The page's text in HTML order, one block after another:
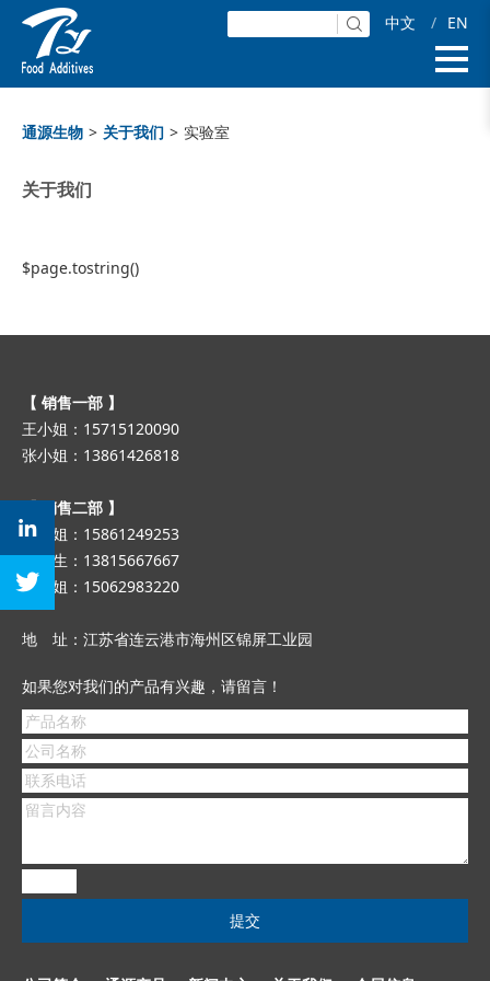
中文 / EN
通源生物 > 关于我们 > 实验室
关于我们
$page.tostring()
【 销售一部 】
王小姐：15715120090
张小姐：13861426818
【 销售二部 】
张小姐：15861249253
张先生：13815667667
孙小姐：15062983220
地 址：江苏省连云港市海州区锦屏工业园
如果您对我们的产品有兴趣，请留言！